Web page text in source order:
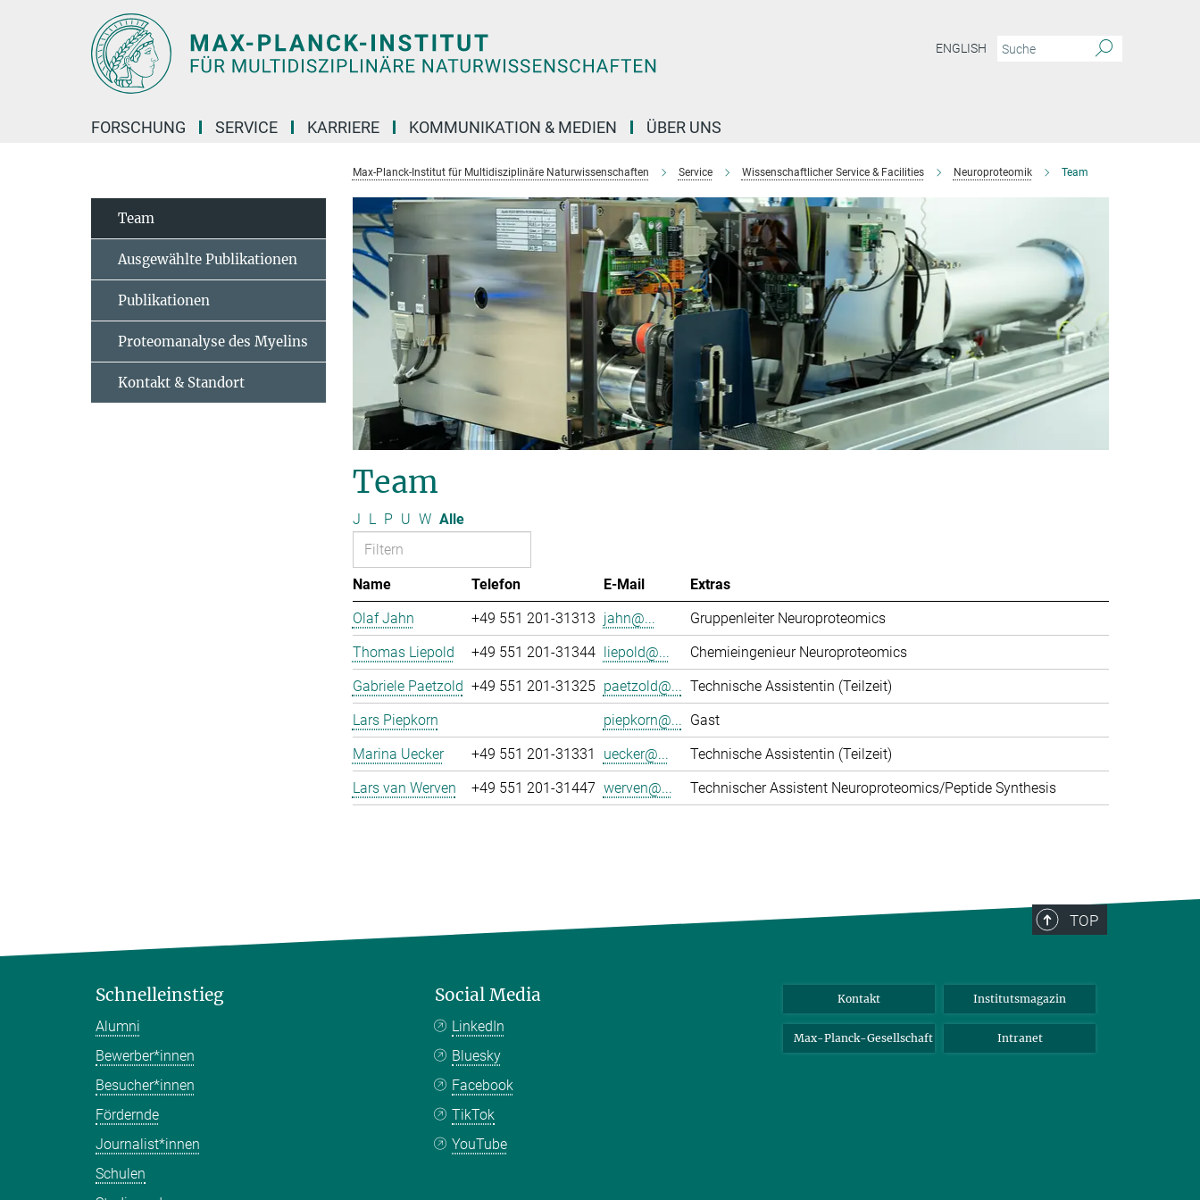
ENGLISH
FORSCHUNG SERVICE KARRIERE KOMMUNIKATION & MEDIEN ÜBER UNS
Max-Planck-Institut für Multidisziplinäre Naturwissenschaften Service Wissenschaftlicher Service & Facilities Neuroproteomik Team
Team
J L P U W Alle
Name Telefon E-Mail
Extras
Olaf Jahn
+49 551 201-31313 jahn@...
Gruppenleiter Neuroproteomics
Thomas Liepold
+49 551 201-31344 liepold@...
Chemieingenieur Neuroproteomics
Gabriele Paetzold +49 551 201-31325 paetzold@... Technische Assistentin (Teilzeit)
Lars Piepkorn
piepkorn@... Gast
Marina Uecker
+49 551 201-31331 uecker@...
Technische Assistentin (Teilzeit)
Lars van Werven
+49 551 201-31447 werven@... Technischer Assistent Neuroproteomics/Peptide Synthesis
Team
Ausgewählte Publikationen
Publikationen
Proteomanalyse des Myelins
Kontakt & Standort
TOP
Schnelleinstieg
Alumni
Bewerber*innen
Besucher*innen
Fördernde
Journalist*innen
Schulen
Social Media
LinkedIn
Bluesky
Facebook
TikTok
YouTube
Kontakt Institutsmagazin
Max-Planck-Gesellschaft Intranet